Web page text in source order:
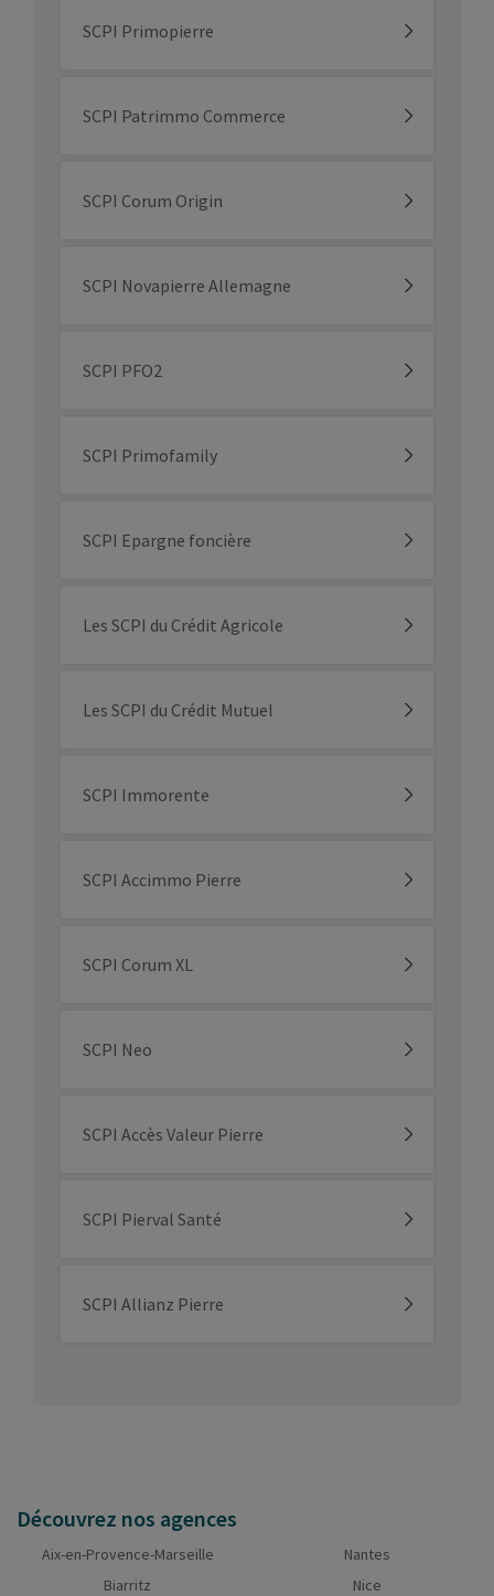
SCPI Primopierre
SCPI Patrimmo Commerce
SCPI Corum Origin
SCPI Novapierre Allemagne
SCPI PFO2
SCPI Primofamily
SCPI Epargne foncière
Les SCPI du Crédit Agricole
Les SCPI du Crédit Mutuel
SCPI Immorente
SCPI Accimmo Pierre
SCPI Corum XL
SCPI Neo
SCPI Accès Valeur Pierre
SCPI Pierval Santé
SCPI Allianz Pierre
Découvrez nos agences
Aix-en-Provence-Marseille
Biarritz
Nantes
Nice